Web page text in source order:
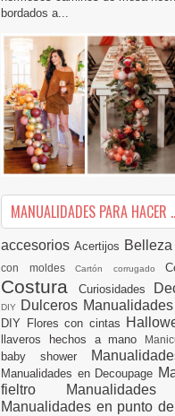
bordados a...
MANUALIDADES PARA HACER
accesorios Acertijos Belleza
con moldes Cartón corrugado
Costura Curiosidades
DIY Dulceros Manualidades
DIY Flores con cintas
llaveros hechos a mano
baby shower
Manualidades en Decoupage
fieltro
Manualidades en punto